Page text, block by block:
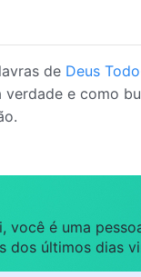
de Deus
e como
você é uma
dos últimos dias